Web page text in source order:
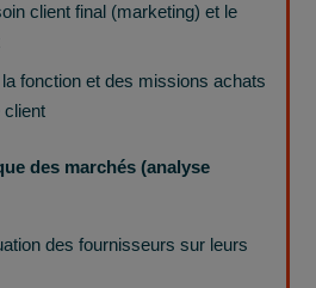
client final (marketing) et le
fonction et des missions achats
client
des marchés (analyse
des fournisseurs sur leurs